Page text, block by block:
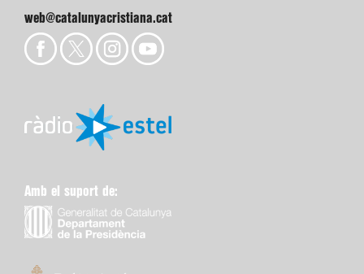
web@catalunyacristiana.cat
Amb el suport de: